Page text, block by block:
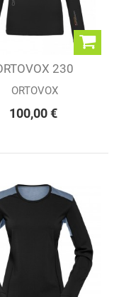
230
ZIP
NECK...
ORTOVOX
100,00 €